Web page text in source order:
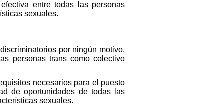
entre todas las personas
sexuales.
por ningún motivo,
personas trans como colectivo
necesarios para el puesto
de oportunidades de todas las
sexuales.